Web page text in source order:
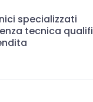
specializzati
tecnica